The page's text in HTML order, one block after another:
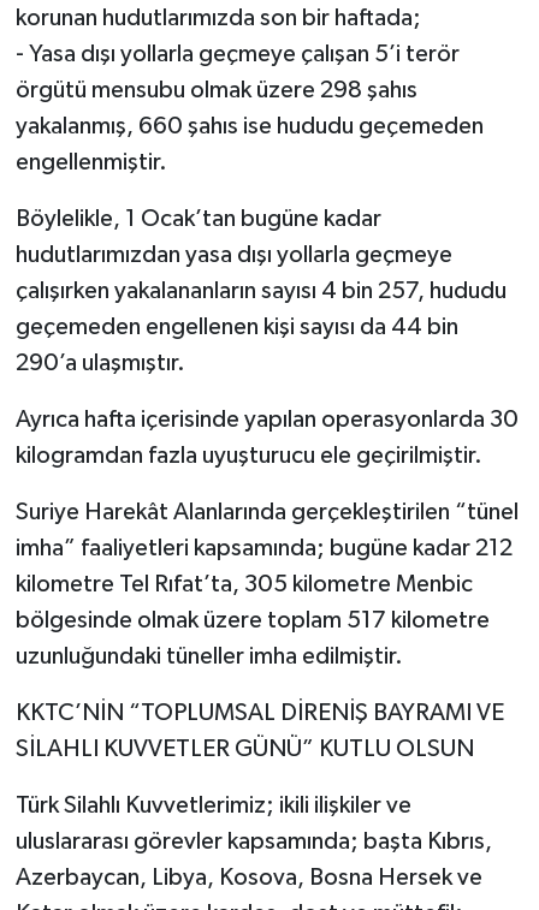
korunan hudutlarımızda son bir haftada;
- Yasa dışı yollarla geçmeye çalışan 5’i terör
örgütü mensubu olmak üzere 298 şahıs
yakalanmış, 660 şahıs ise hududu geçemeden
engellenmiştir.
Böylelikle, 1 Ocak’tan bugüne kadar
hudutlarımızdan yasa dışı yollarla geçmeye
çalışırken yakalananların sayısı 4 bin 257, hududu
geçemeden engellenen kişi sayısı da 44 bin
290’a ulaşmıştır.
Ayrıca hafta içerisinde yapılan operasyonlarda 30
kilogramdan fazla uyuşturucu ele geçirilmiştir.
Suriye Harekât Alanlarında gerçekleştirilen “tünel
imha” faaliyetleri kapsamında; bugüne kadar 212
kilometre Tel Rıfat’ta, 305 kilometre Menbic
bölgesinde olmak üzere toplam 517 kilometre
uzunluğundaki tüneller imha edilmiştir.
KKTC’NİN “TOPLUMSAL DİRENİŞ BAYRAMI VE
SİLAHLI KUVVETLER GÜNÜ” KUTLU OLSUN
Türk Silahlı Kuvvetlerimiz; ikili ilişkiler ve
uluslararası görevler kapsamında; başta Kıbrıs,
Azerbaycan, Libya, Kosova, Bosna Hersek ve